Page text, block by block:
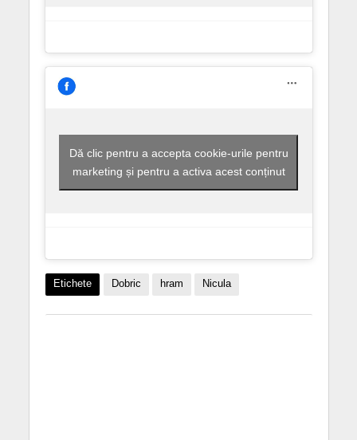
Dă clic pentru a accepta cookie-urile pentru
marketing și pentru a activa acest conținut
Etichete Dobric hram Nicula